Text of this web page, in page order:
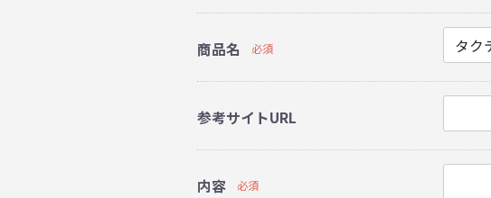
商品名 必須
参考サイトURL
内容 必須